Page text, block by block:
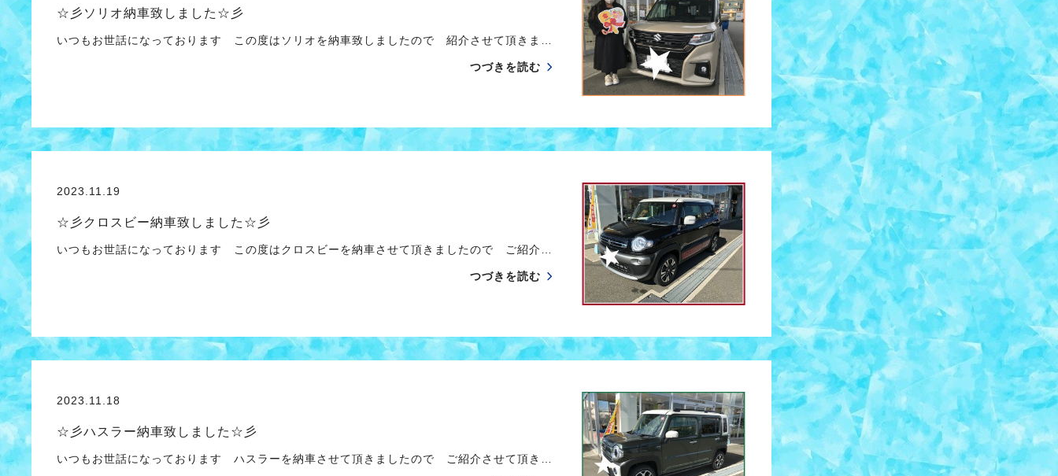
☆彡ソリオ納車致しました☆彡
いつもお世話になっております この度はソリオを納車致しましたので 紹介させて頂きま…
つづきを読む
2023.11.19
☆彡クロスビー納車致しました☆彡
いつもお世話になっております この度はクロスビーを納車させて頂きましたので ご紹介…
つづきを読む
2023.11.18
☆彡ハスラー納車致しました☆彡
いつもお世話になっております ハスラーを納車させて頂きましたので ご紹介させて頂き…